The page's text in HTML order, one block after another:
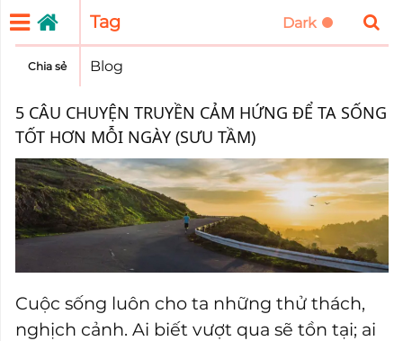
Tag
Chia sẻ Blog
5 CÂU CHUYỆN TRUYỀN CẢM HỨNG ĐỂ TA SỐNG
TỐT HƠN MỖI NGÀY (SƯU TẦM)
Cuộc sống luôn cho ta những thử thách,
nghịch cảnh. Ai biết vượt qua sẽ tồn tại; ai